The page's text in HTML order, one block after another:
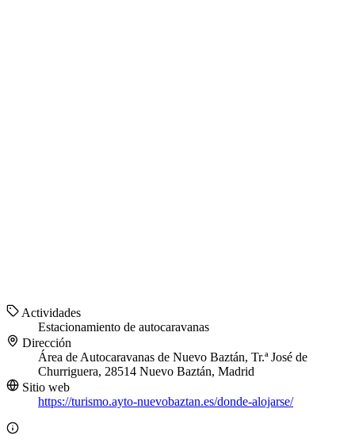
Actividades
Estacionamiento de autocaravanas
Dirección
Área de Autocaravanas de Nuevo Baztán, Tr.ª José de
Churriguera, 28514 Nuevo Baztán, Madrid
Sitio web
https://turismo.ayto-nuevobaztan.es/donde-alojarse/